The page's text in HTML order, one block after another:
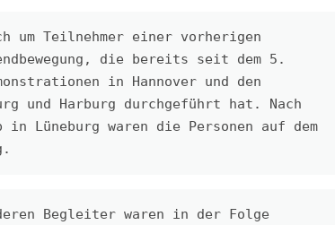
um Teilnehmer einer vorherigen
die bereits seit dem 5.
in Hannover und den
und Harburg durchgeführt hat. Nach
in Lüneburg waren die Personen auf dem
Begleiter waren in der Folge